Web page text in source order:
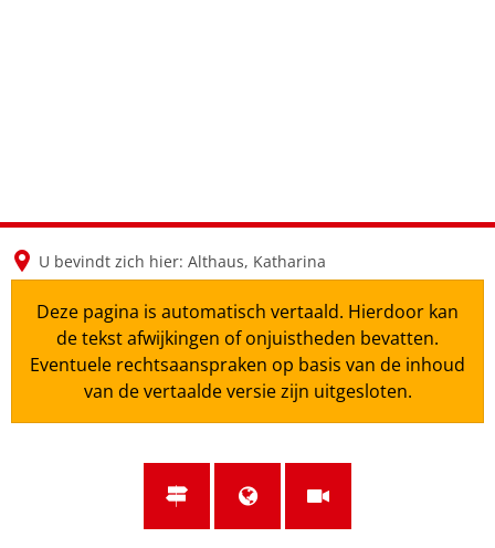
U bevindt zich hier: Althaus, Katharina
Deze pagina is automatisch vertaald. Hierdoor kan
de tekst afwijkingen of onjuistheden bevatten.
Eventuele rechtsaanspraken op basis van de inhoud
van de vertaalde versie zijn uitgesloten.